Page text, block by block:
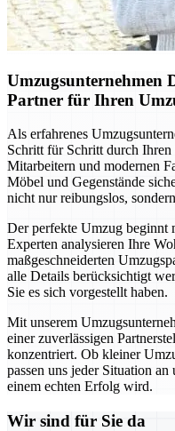
Umzugsunternehmen
Partner für Ihren
Als erfahrenes
Schritt für Schritt durch
Mitarbeitern und modernen
Möbel und Gegenstände
nicht nur reibungslos,
Der perfekte Umzug beginnt
Experten analysieren Ihre
maßgeschneiderten
alle Details berücksichtigt
Sie es sich vorgestellt haben.
Mit unserem
einer zuverlässigen
konzentriert. Ob kleiner
passen uns jeder Situation
einem echten Erfolg wird.
Wir sind für Sie da